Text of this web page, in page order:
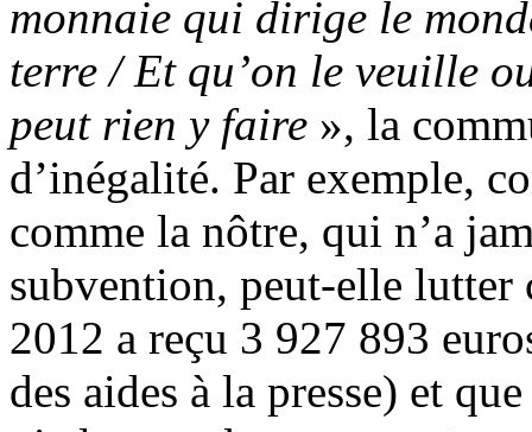
monnaie qui dirige le
terre / Et qu’on le veuille
peut rien y faire », la
d’inégalité. Par exemple,
comme la nôtre, qui n’a
subvention, peut-elle
2012 a reçu 3 927 893
des aides à la presse) et